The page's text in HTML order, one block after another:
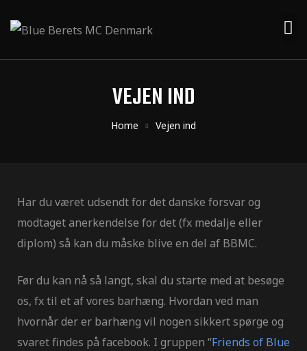
VEJEN IND
Home Vejen ind
Har du været udsendt for det danske forsvar og
modtaget anerkendelse for det (fx medalje eller
diplom) så kan du måske blive en del af BBMC.
Før du kan nå så langt, skal du starte med at besøge
os, fx til et af vores barhæng. Hvordan ved man
hvornår der er barhæng vil nogen sikkert spørge og
svaret findes på facebook. I gruppen “Friends of Blue